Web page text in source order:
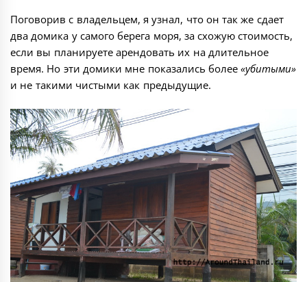
Поговорив с владельцем, я узнал, что он так же сдает
два домика у самого берега моря, за схожую стоимость,
если вы планируете арендовать их на длительное
время. Но эти домики мне показались более«убитыми»
и не такими чистыми как предыдущие.